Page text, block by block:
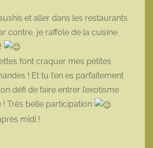
et aller dans les restaurants
contre, je raffole de la cuisine
font craquer mes petites
! Et tu t’en es parfaitement
défi de faire entrer l’exotisme
! Très belle participation
midi !